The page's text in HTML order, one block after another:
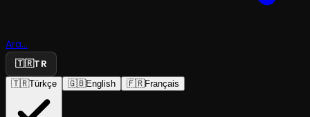
Ara...
🇹🇷TR
🇹🇷Türkçe 🇬🇧English 🇫🇷Français